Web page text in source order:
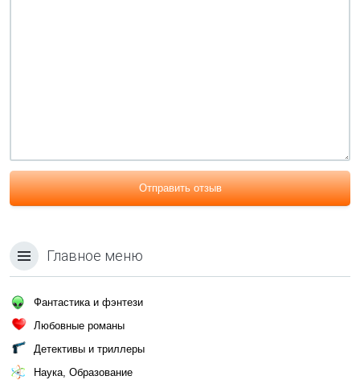
Отправить отзыв
Главное меню
Фантастика и фэнтези
Любовные романы
Детективы и триллеры
Наука, Образование